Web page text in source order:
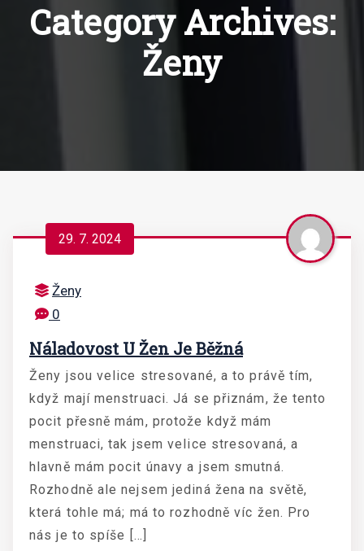
Category Archives:
Ženy
29. 7. 2024
Ženy
0
Náladovost U Žen Je Běžná
Ženy jsou velice stresované, a to právě tím,
když mají menstruaci. Já se přiznám, že tento
pocit přesně mám, protože když mám
menstruaci, tak jsem velice stresovaná, a
hlavně mám pocit únavy a jsem smutná.
Rozhodně ale nejsem jediná žena na světě,
která tohle má; má to rozhodně víc žen. Pro
nás je to spíše […]